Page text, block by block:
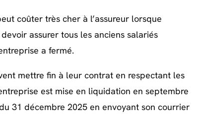
coûter très cher à l’assureur lorsque
assurer tous les anciens salariés
a fermé.
mettre fin à leur contrat en respectant les
est mise en liquidation en septembre
31 décembre 2025 en envoyant son courrier